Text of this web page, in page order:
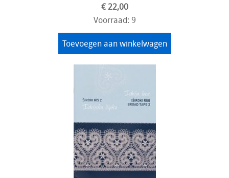
€ 22,00
Voorraad: 9
Toevoegen aan winkelwagen